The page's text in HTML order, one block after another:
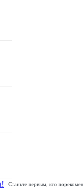
Станьте первым, кто